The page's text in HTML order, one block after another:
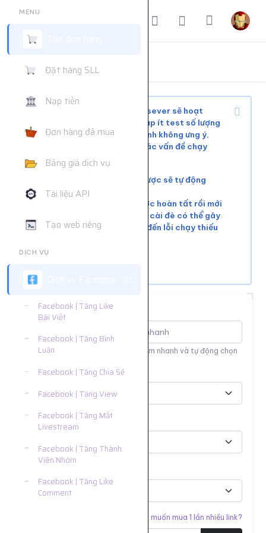
MENU
Đặt hàng SLL
Nạp tiền
Đơn hàng đã mua
Bảng giá dịch vụ
Tài liệu API
Tạo web riêng
DỊCH VỤ
Facebook | Tăng Like
Bài Viết
Facebook | Tăng Bình
Luận
Facebook | Tăng Chia Sẻ
Facebook | Tăng View
Facebook | Tăng Mắt
Livestream
Facebook | Tăng Thành
Viên Nhóm
Facebook | Tăng Like
Comment
Trang chủ Đặt hàng dịch vụ
Tùy tình trạng mạng xã hội và sever sẽ hoạt
động ổn định hoặc phải chờ, nạp ít test số lượng
nhỏ trước khi mua nhiều để tránh không ưng ý,
web không hỗ trợ giải quyết các vấn đề chạy
chậm hoặc đơn chưa chạy kịp
Các đơn lỗi không chạy được sẽ tự động
hoàn tiền
Vui lòng đợi đơn hàng trước hoàn tất rồi mới
tiếp tục cài đơn mới. Việc cài đè có thể gây
xung đột tài nguyên, dẫn đến lỗi chạy thiếu
Tìm nhanh dịch vụ
Nhập tên hoặc ID dịch vụ để tìm kiếm nhanh và tự động chọn
Nền tảng
Phân loại
Bạn muốn mua 1 lần nhiều link?